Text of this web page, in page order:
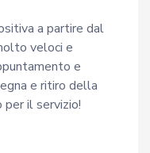
a partire dal
veloci e
e
e ritiro della
il servizio!